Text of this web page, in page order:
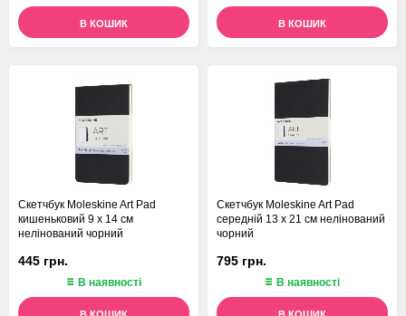
В КОШИК В КОШИК
Скетчбук Moleskine Art Pad
кишеньковий 9 х 14 см
нелінований чорний
445 грн.
В наявності
Скетчбук Moleskine Art Pad
середній 13 х 21 см нелінований
чорний
795 грн.
В наявності